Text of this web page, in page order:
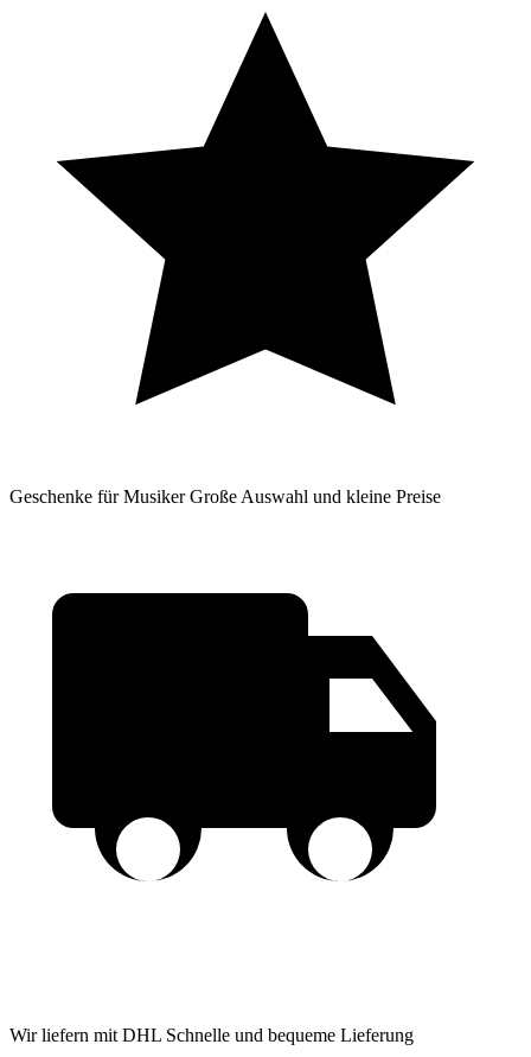
Geschenke für Musiker Große Auswahl und kleine Preise
Wir liefern mit DHL Schnelle und bequeme Lieferung